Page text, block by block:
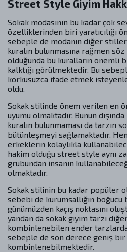
Street Style Giyim
Sokak modasının bu kadar çok
özelliklerinden biri yaratıcılığı
sebeple de modanın diğer
kuralın bulunmasına rağmen
olduğunda bu kuralların önemli
kalktığı görülmektedir. Bu
korkusuzca ifade etmek
oldu.
Sokak stilinde önem verilen en
uyumu olmaktadır. Bunun
kuralın bulunmaması da tarzın
bütünleşmeyi sağlamaktadır.
erkeklerin kolaylıkla
hakim olduğu street style aynı
grubundan insanın
olmaktadır.
Sokak stilinin bu kadar popüler
sebebi de kurumsallığın
günümüzden kaçış noktasını
yandan da sokak giyim tarzı
kombinlenebilen ender
sebeple de son derece geniş
kombinlenebilmektedir.